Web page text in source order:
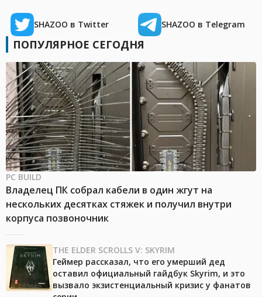
SHAZOO в Twitter SHAZOO в Telegram
ПОПУЛЯРНОЕ СЕГОДНЯ
PC BUILD
Владелец ПК собрал кабели в один жгут на
нескольких десятках стяжек и получил внутри
корпуса позвоночник
THE ELDER SCROLLS V: SKYRIM
Геймер рассказал, что его умерший дед
оставил официальный гайдбук Skyrim, и это
вызвало экзистенциальный кризис у фанатов